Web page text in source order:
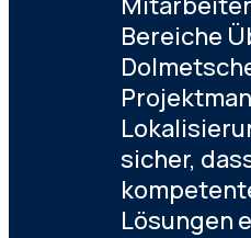
Bereiche
sicher,
Lösungen